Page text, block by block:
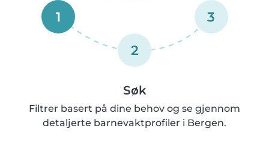
1
2
3
Søk
Filtrer basert på dine behov og se gjennom
detaljerte barnevaktprofiler i Bergen.